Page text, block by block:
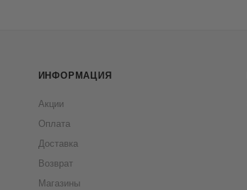
ИНФОРМАЦИЯ
Акции
Оплата
Доставка
Возврат
Магазины